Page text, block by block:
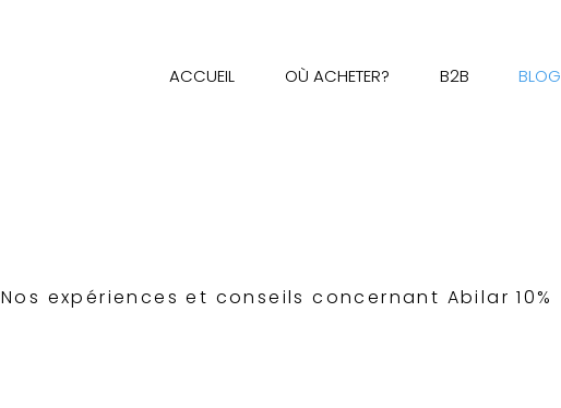
ACCUEIL OÙ ACHETER? B2B BLOG
Nos expériences et conseils concernant Abilar 10%